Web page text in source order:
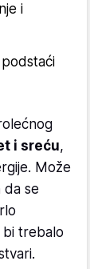
i
i sreću,
Može
da se
bi trebalo